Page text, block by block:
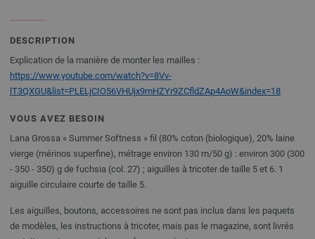
DESCRIPTION
Explication de la manière de monter les mailles :
https://www.youtube.com/watch?v=8Vv-
lT3QXGU&list=PLELjCIO56VHUjx9mHZYr9ZCfldZAp4AoW&index=18
VOUS AVEZ BESOIN
Lana Grossa « Summer Softness » fil (80% coton (biologique), 20% laine
vierge (mérinos superfine), métrage environ 130 m/50 g) : environ 300 (300
- 350 - 350) g de fuchsia (col. 27) ; aiguilles à tricoter de taille 5 et 6. 1
aiguille circulaire courte de taille 5.
Les aiguilles, boutons, accessoires ne sont pas inclus dans les paquets
de modèles, les instructions à tricoter, mais pas le magazine, sont livrés